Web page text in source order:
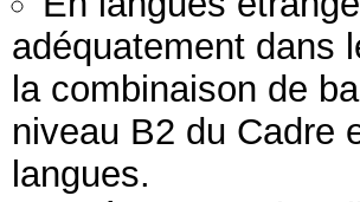
adéquatement dans
la combinaison de
niveau B2 du Cadre
langues.